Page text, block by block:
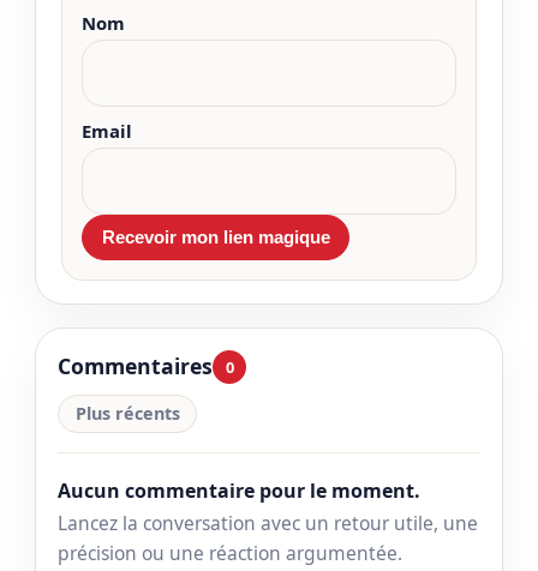
Nom
Email
Commentaires 0
Plus récents
Aucun commentaire pour le moment.
Lancez la conversation avec un retour utile, une
précision ou une réaction argumentée.